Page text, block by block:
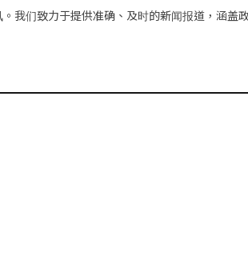
我们致力于提供准确、及时的新闻报道，涵盖